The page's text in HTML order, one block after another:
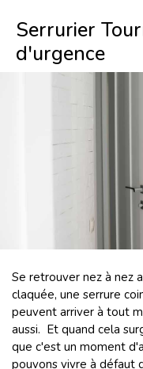
Serrurier
d'urgence
Se retrouver nez à nez
claquée, une serrure
peuvent arriver à tout
aussi. Et quand cela
que c'est un moment
pouvons vivre à défaut